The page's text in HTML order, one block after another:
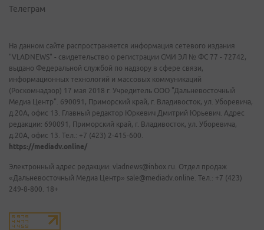
Телеграм
На данном сайте распространяется информация сетевого издания
"VLADNEWS" - свидетельство о регистрации СМИ ЭЛ № ФС 77 - 72742,
выдано Федеральной службой по надзору в сфере связи,
информационных технологий и массовых коммуникаций
(Роскомнадзор) 17 мая 2018 г. Учредитель ООО "Дальневосточный
Медиа Центр". 690091, Приморский край, г. Владивосток, ул. Уборевича,
д.20А, офис 13. Главный редактор Юркевич Дмитрий Юрьевич. Адрес
редакции: 690091, Приморский край, г. Владивосток, ул. Уборевича,
д.20А, офис 13. Тел.: +7 (423) 2-415-600.
https://mediadv.online/
Электронный адрес редакции: vladnews@inbox.ru. Отдел продаж
«Дальневосточный Медиа Центр» sale@mediadv.online. Тел.: +7 (423)
249-8-800. 18+